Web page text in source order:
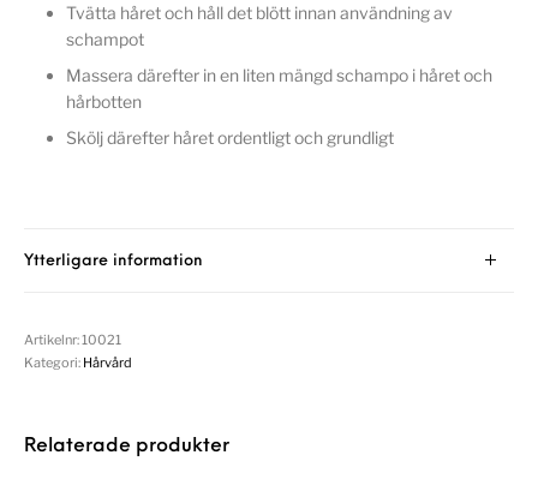
Tvätta håret och håll det blött innan användning av
schampot
Massera därefter in en liten mängd schampo i håret och
hårbotten
Skölj därefter håret ordentligt och grundligt
Ytterligare information
Artikelnr:10021
Kategori: Hårvård
Relaterade produkter